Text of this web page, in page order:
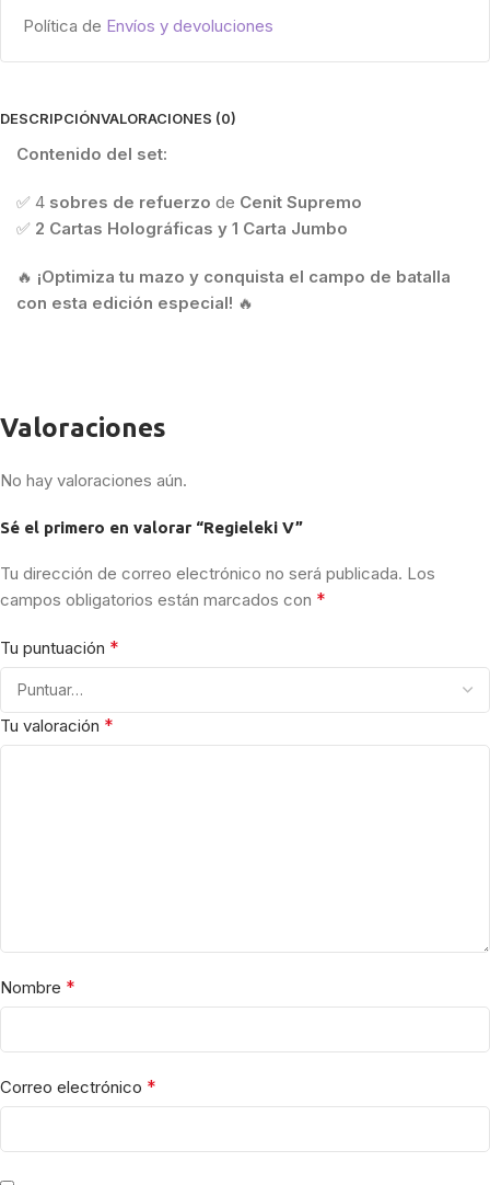
Política de Envíos y devoluciones
DESCRIPCIÓNVALORACIONES (0)
Contenido del set:
✅ 4 sobres de refuerzo de Cenit Supremo
✅ 2 Cartas Holográficas y 1 Carta Jumbo
🔥 ¡Optimiza tu mazo y conquista el campo de batalla
con esta edición especial! 🔥
Valoraciones
No hay valoraciones aún.
Sé el primero en valorar “Regieleki V”
Tu dirección de correo electrónico no será publicada. Los
campos obligatorios están marcados con *
Tu puntuación *
Tu valoración *
Nombre *
Correo electrónico *